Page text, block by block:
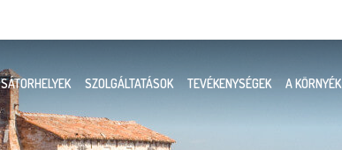
SÁTORHELYEK SZOLGÁLTATÁSOK TEVÉKENYSÉGEK A KÖRNYÉK